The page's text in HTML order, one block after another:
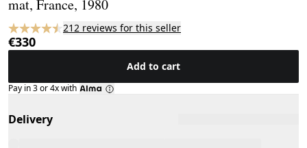
mat, France, 1980
212 reviews for this seller
€330
Add to cart
Pay in 3 or 4x with
Delivery